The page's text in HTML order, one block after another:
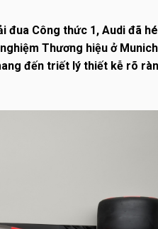
Công thức 1, Audi đã
Thương hiệu ở
đến triết lý thiết kễ rõ